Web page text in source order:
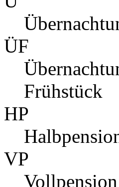
ÜF
Frühstück
HP
VP
Vollpension